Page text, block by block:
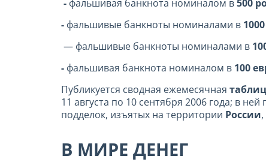
- фальшивая банкнота номиналом в500
- фальшивые банкноты номиналами в
— фальшивые банкноты номиналами в
- фальшивая банкнота номиналом в 100
Публикуется сводная ежемесячная
11 августа по 10 сентября 2006 года; в
подделок, изъятых на территории России,
В МИРЕ ДЕНЕГ